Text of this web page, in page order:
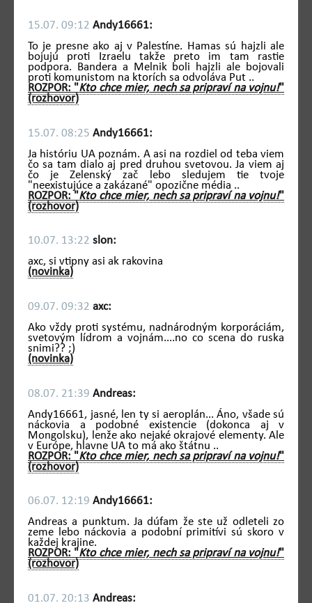
15.07. 09:12 Andy16661:
To je presne ako aj v Palestíne. Hamas sú hajzli ale
bojujú proti Izraelu takže preto im tam rastie
podpora. Bandera a Melnik boli hajzli ale bojovali
proti komunistom na ktorích sa odvoláva Put ..
ROZPOR: "Kto chce mier, nech sa pripraví na vojnu!"
(rozhovor)
15.07. 08:25 Andy16661:
Ja históriu UA poznám. A asi na rozdiel od teba viem
čo sa tam dialo aj pred druhou svetovou. Ja viem aj
čo je Zelenský zač lebo sledujem tie tvoje
"neexistujúce a zakázané" opozične média ..
ROZPOR: "Kto chce mier, nech sa pripraví na vojnu!"
(rozhovor)
10.07. 13:22 slon:
axc, si vtipny asi ak rakovina
(novinka)
09.07. 09:32 axc:
Ako vždy proti systému, nadnárodným korporáciám,
svetovým lídrom a vojnám....no co scena do ruska
snimi?? ;)
(novinka)
08.07. 21:39 Andreas:
Andy16661, jasné, len ty si aeroplán... Áno, všade sú
náckovia a podobné existencie (dokonca aj v
Mongolsku), lenže ako nejaké okrajové elementy. Ale
v Európe, hlavne UA to má ako štátnu ..
ROZPOR: "Kto chce mier, nech sa pripraví na vojnu!"
(rozhovor)
06.07. 12:19 Andy16661:
Andreas a punktum. Ja dúfam že ste už odleteli zo
zeme lebo náckovia a podobní primitívi sú skoro v
každej krajine.
ROZPOR: "Kto chce mier, nech sa pripraví na vojnu!"
(rozhovor)
01.07. 20:13 Andreas: